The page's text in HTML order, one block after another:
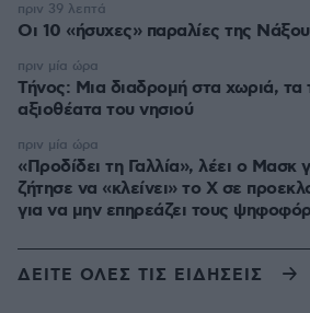
Οι 10 «ήσυχες» παραλίες της Νάξου
πριν 39 λεπτά
Τήνος: Μια διαδρομή στα χωριά, τα
αξιοθέατα του νησιού
πριν μία ώρα
«Προδίδει τη Γαλλία», λέει ο Μασκ
ζήτησε να «κλείνει» το X σε
για να μην επηρεάζει τους
πριν μία ώρα
ΔΕΙΤΕ ΟΛΕΣ ΤΙΣ ΕΙΔΗΣΕΙΣ